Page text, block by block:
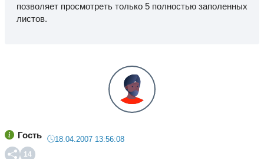
позволяет просмотреть только 5 полностью заполенных
листов.
Гость 18.04.2007 13:56:08
14